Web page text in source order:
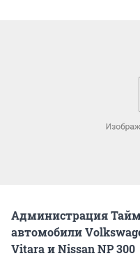
Администрация
автомобили
Vitara и Nissan NP 300